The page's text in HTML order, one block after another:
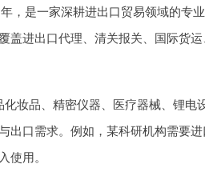
，是一家深耕进出口贸易领域的专
盖进出口代理、清关报关、国际货
妆品、精密仪器、医疗器械、锂电
出口需求。例如，某科研机构需要
使用。